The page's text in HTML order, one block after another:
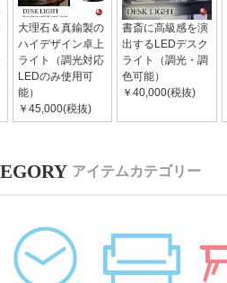
大理石＆真鍮製の
ハイデザイン卓上
ライト（調光対応
LEDのみ使用可
能）
￥45,000(税抜)
書斎に高級感を演
出するLEDデスク
ライト（調光・調
色可能）
￥40,000(税抜)
アイテムカテゴリー